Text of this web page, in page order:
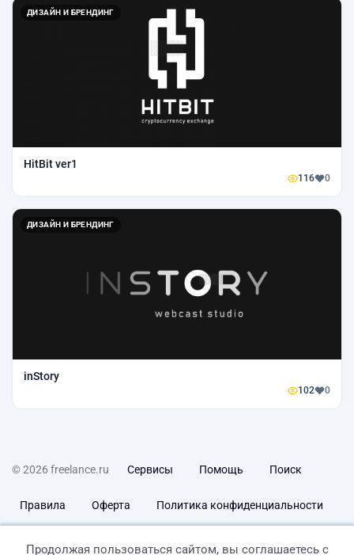
ДИЗАЙН И БРЕНДИНГ
HitBit ver1
116 0
ДИЗАЙН И БРЕНДИНГ
inStory
102 0
© 2026 freelance.ru Сервисы Помощь Поиск
Правила Оферта Политика конфиденциальности
Продолжая пользоваться сайтом, вы соглашаетесь с